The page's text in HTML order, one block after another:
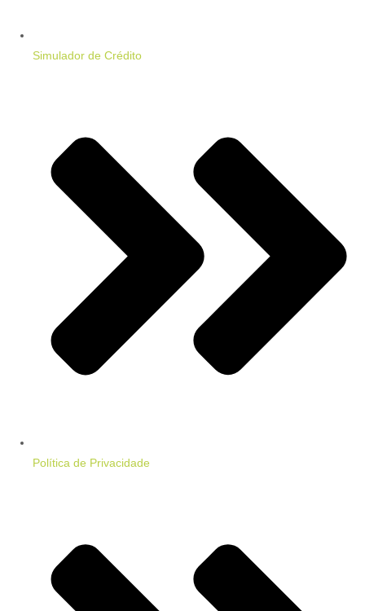
Simulador de Crédito
Política de Privacidade